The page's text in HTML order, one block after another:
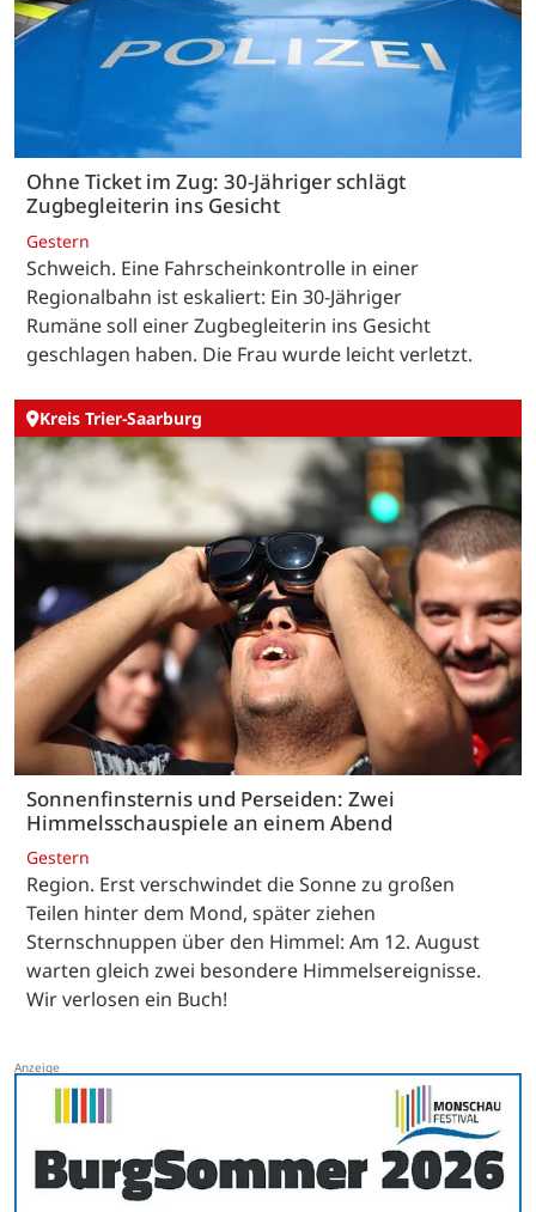
Ohne Ticket im Zug: 30-Jähriger schlägt
Zugbegleiterin ins Gesicht
Gestern
Schweich. Eine Fahrscheinkontrolle in einer
Regionalbahn ist eskaliert: Ein 30-Jähriger
Rumäne soll einer Zugbegleiterin ins Gesicht
geschlagen haben. Die Frau wurde leicht verletzt.
Kreis Trier-Saarburg
Sonnenfinsternis und Perseiden: Zwei
Himmelsschauspiele an einem Abend
Gestern
Region. Erst verschwindet die Sonne zu großen
Teilen hinter dem Mond, später ziehen
Sternschnuppen über den Himmel: Am 12. August
warten gleich zwei besondere Himmelsereignisse.
Wir verlosen ein Buch!